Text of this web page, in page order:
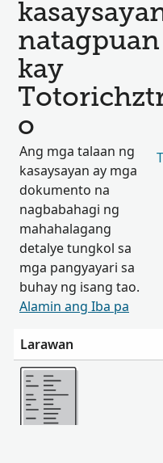
kay
o
Ang mga talaan ng
kasaysayan ay mga
dokumento na
nagbabahagi ng
mahahalagang
detalye tungkol sa
mga pangyayari sa
buhay ng isang tao.
Alamin ang Iba pa
Larawan
Magpakita ng mas